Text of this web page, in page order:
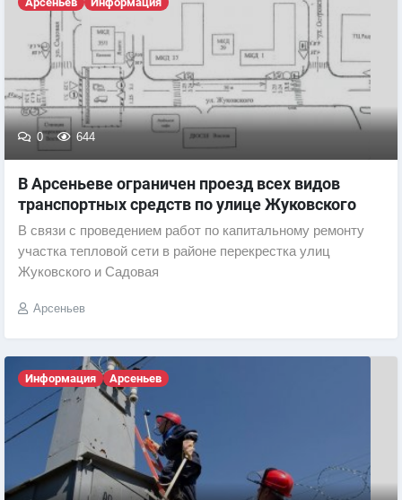
0 644
В Арсеньеве ограничен проезд всех видов
транспортных средств по улице Жуковского
В связи с проведением работ по капитальному ремонту
участка тепловой сети в районе перекрестка улиц
Жуковского и Садовая
Арсеньев
Информация Арсеньев